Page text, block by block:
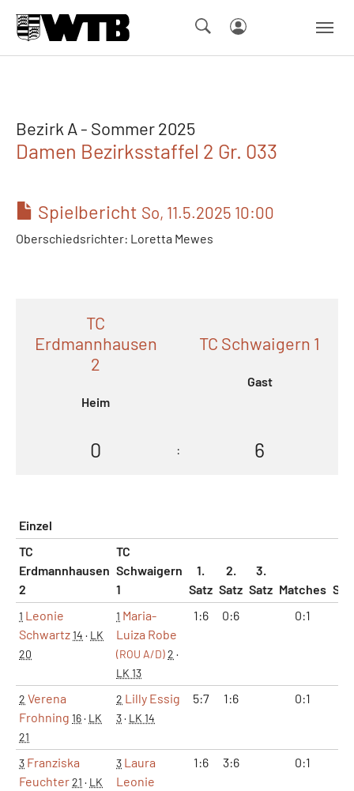
Bezirk A - Sommer 2025
Damen Bezirksstaffel 2 Gr. 033
Spielbericht So, 11.5.2025 10:00
Oberschiedsrichter: Loretta Mewes
TC
Erdmannhausen
2
Heim
TC Schwaigern 1
Gast
0 : 6
Einzel
TC
Erdmannhausen
2
TC
Schwaigern
1
1.
Satz
2.
Satz
3.
Satz Matches
1 Leonie
Schwartz14 · LK
20
1 Maria-
Luiza Robe
(ROU A/D)2 ·
LK 13
1:6 0:6 0:1
2 Verena
Frohning 16· LK
21
2 Lilly Essig
3· LK 14
5:7 1:6 0:1
3 Franziska
Feuchter21 · LK
3 Laura
Leonie
1:6 3:6 0:1